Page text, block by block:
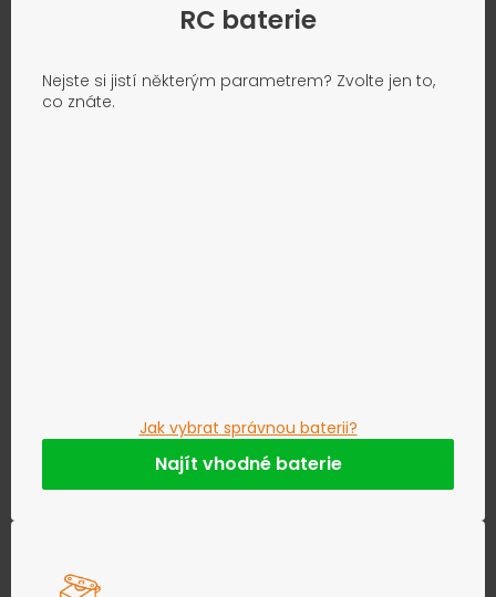
RC baterie
Nejste si jistí některým parametrem? Zvolte jen to,
co znáte.
Jak vybrat správnou baterii?
Najít vhodné baterie